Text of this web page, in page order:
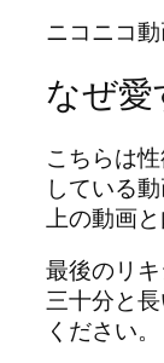
ニコニコ
なぜ
こちらは
している動
上の動画と
最後のリキ
三十分と
ください。